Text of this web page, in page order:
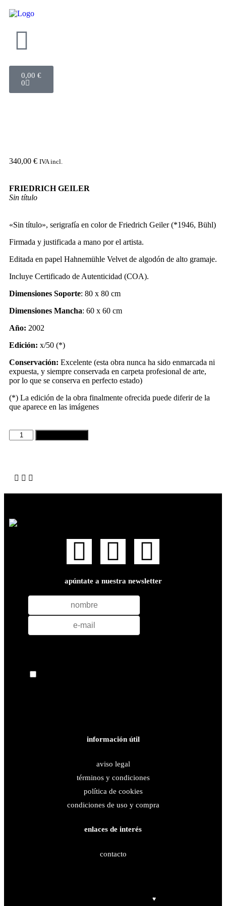
0,00 €
0
340,00 € IVA incl.
FRIEDRICH GEILER
Sin título
«Sin título», serigrafía en color de Friedrich Geiler (*1946, Bühl)
Firmada y justificada a mano por el artista.
Editada en papel Hahnemühle Velvet de algodón de alto gramaje.
Incluye Certificado de Autenticidad (COA).
Dimensiones Soporte: 80 x 80 cm
Dimensiones Mancha: 60 x 60 cm
Año: 2002
Edición: x/50 (*)
Conservación: Excelente (esta obra nunca ha sido enmarcada ni
expuesta, y siempre conservada en carpeta profesional de arte,
por lo que se conserva en perfecto estado)
(*) La edición de la obra finalmente ofrecida puede diferir de la
que aparece en las imágenes
apúntate a nuestra newsletter
información útil
aviso legal
términos y condiciones
política de cookies
condiciones de uso y compra
enlaces de interés
contacto
♥